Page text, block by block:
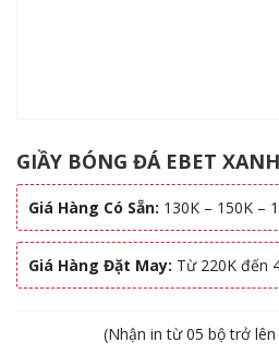
GIẦY BÓNG ĐÁ EBET
Giá Hàng Có Sẵn: 130K – 150K –
Giá Hàng Đặt May: Từ 220K đến
(Nhận in từ 05 bộ trở